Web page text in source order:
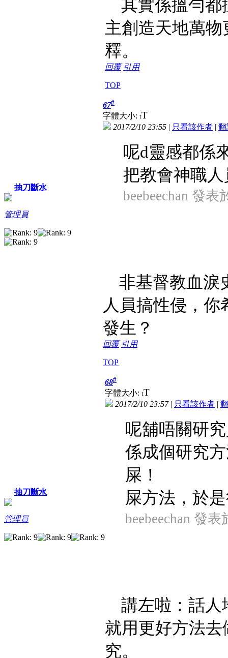
其實係搵勻都
主創造天地萬物
釋。
回覆 引用
TOP
抽刀斷水
管理員
67#
字體大小: tT
2017/2/10 23:55 | 只看該作者 | 翻
呢d靈感都係
把教會神職
beebeechan 發表
非基督教血淚
人員搞性侵，
發生？
回覆 引用
TOP
抽刀斷水
管理員
68#
字體大小: tT
2017/2/10 23:57| 只看該作者 |
呢舖唔關研
係成個研究方
屎！
屎方法，於
beebeechan 發
講左啦：話人
就用更好方法
究。